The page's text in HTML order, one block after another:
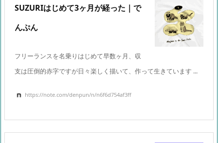
SUZURIはじめて3ヶ月が経った｜で
んぷん
フリーランスを名乗りはじめて早数ヶ月、収
支は圧倒的赤字ですが日々楽しく描いて、作って生きています ...
https://note.com/denpun/n/n6f6d754af3ff